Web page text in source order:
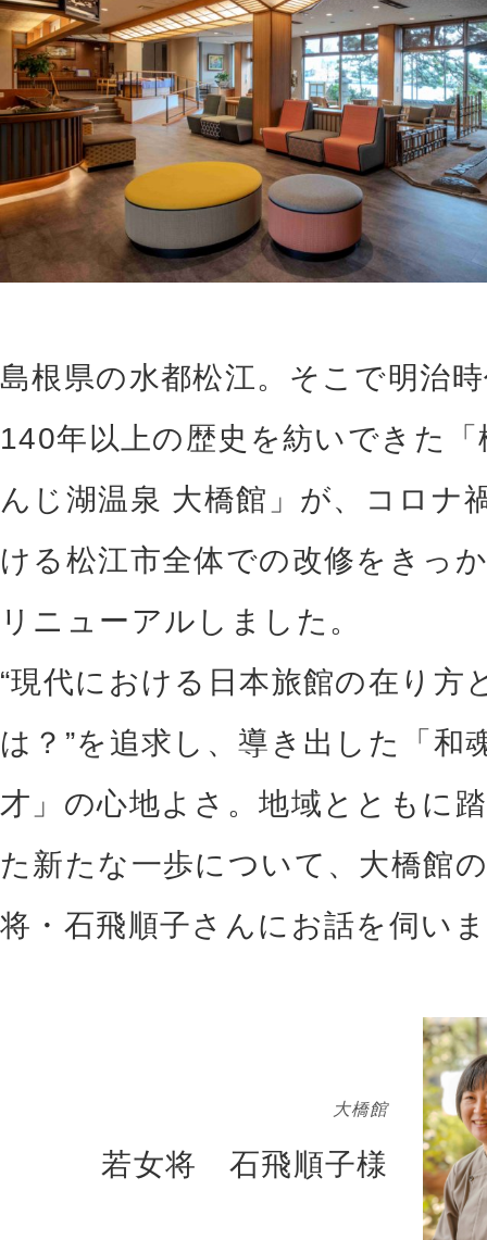
島根県の水都松江。そこで明治
140年以上の歴史を紡いできた「
んじ湖温泉 大橋館」が、コロナ
ける松江市全体での改修をきっ
リニューアルしました。
“現代における日本旅館の在り方
は？”を追求し、導き出した「和
才」の心地よさ。地域とともに
た新たな一歩について、大橋館
将・石飛順子さんにお話を伺い
大橋館
若女将 石飛順子様